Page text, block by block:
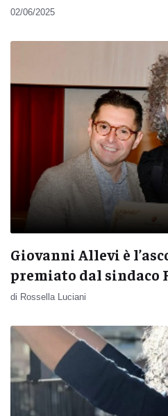
02/06/2025
Giovanni Allevi è
premiato dal sindaco
di Rossella Luciani